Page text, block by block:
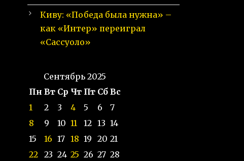
Киву: «Победа была нужна» –
как «Интер» переиграл
«Сассуоло»
Сентябрь 2025
Пн Вт Ср Чт Пт Сб Вс
1
2 3 4 5 6
7
8
9 10 11 12 13 14
15
16 17 18 19 20 21
22 23 24 25 26 27 28